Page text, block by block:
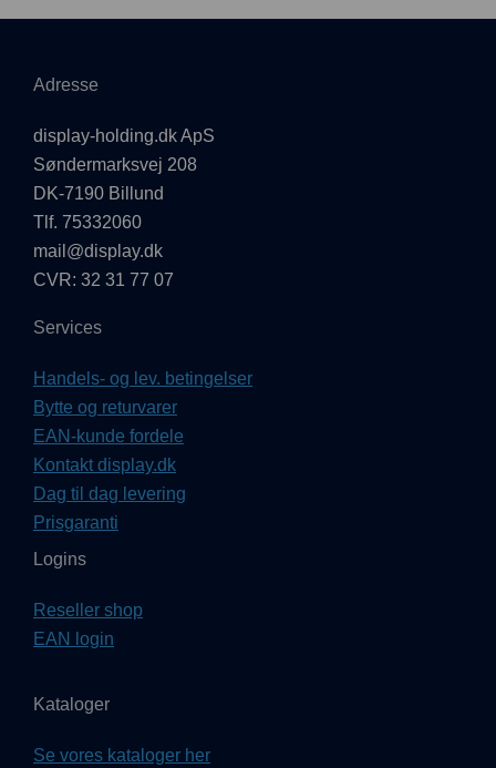
Adresse
display-holding.dk ApS
Søndermarksvej 208
DK-7190 Billund
Tlf. 75332060
mail@display.dk
CVR: 32 31 77 07
Services
Handels- og lev. betingelser
Bytte og returvarer
EAN-kunde fordele
Kontakt display.dk
Dag til dag levering
Prisgaranti
Logins
Reseller shop
EAN login
Kataloger
Se vores kataloger her